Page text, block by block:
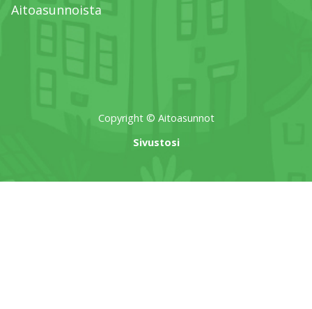
Aitoasunnoista
Copyright © Aitoasunnot
Sivustosi